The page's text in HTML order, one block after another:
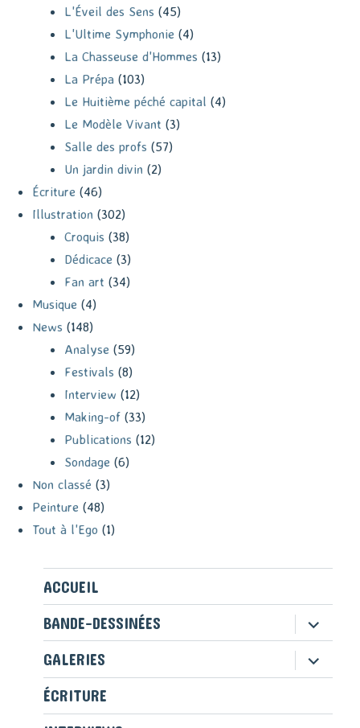
L'Éveil des Sens (45)
L'Ultime Symphonie (4)
La Chasseuse d'Hommes (13)
La Prépa (103)
Le Huitième péché capital (4)
Le Modèle Vivant (3)
Salle des profs (57)
Un jardin divin (2)
Écriture (46)
Illustration (302)
Croquis (38)
Dédicace (3)
Fan art (34)
Musique (4)
News (148)
Analyse (59)
Festivals (8)
Interview (12)
Making-of (33)
Publications (12)
Sondage (6)
Non classé (3)
Peinture (48)
Tout à l'Ego (1)
ACCUEIL
BANDE-DESSINÉES
ouvrir
le
sous-
menu
GALERIES ouvrir
le
ÉCRITURE